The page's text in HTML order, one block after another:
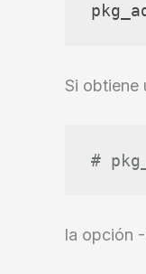
Si obtiene
#
la opción